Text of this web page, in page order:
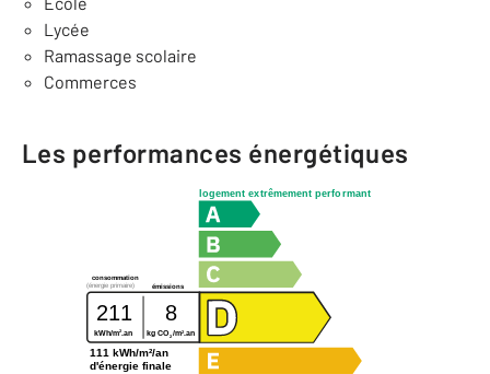
Lycée
Ramassage scolaire
Commerces
Les performances énergétiques
logement extrêmement performant
consommation
émissions
(énergie primaire)
211 8
kWh/m2.an kg CO2 /m2 .an
111 kWh/m²/an
d'énergie finale